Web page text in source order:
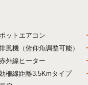
ットエアコン
風機（俯仰角調整可能）
外線ヒーター
柵線距離3.5Kmタイプ